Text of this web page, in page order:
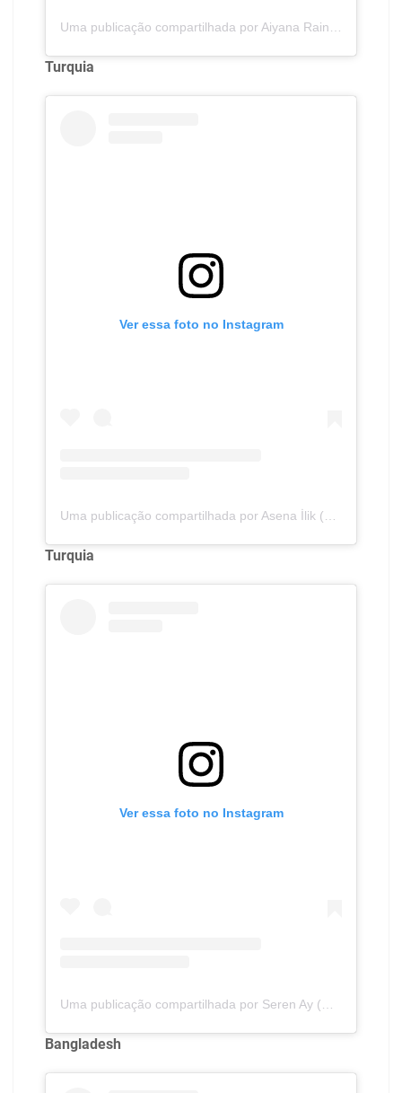
Turquia
Ver essa foto no Instagram
Turquia
Ver essa foto no Instagram
Uma publicação compartilhada por Seren Ay (@ai.serenay)
Bangladesh